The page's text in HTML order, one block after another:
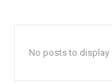
No posts to display